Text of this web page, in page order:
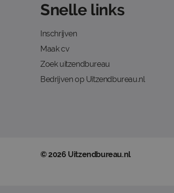
Snelle links
Inschrijven
Maak cv
Zoek uitzendbureau
Bedrijven op Uitzendbureau.nl
© 2026 Uitzendbureau.nl